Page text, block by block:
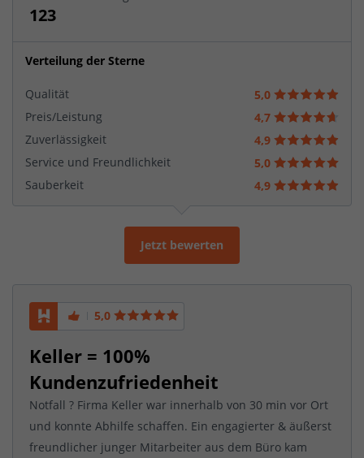
123
Verteilung der Sterne
Qualität
5,0
Preis/Leistung
4,7
Zuverlässigkeit
4,9
Service und Freundlichkeit
5,0
Sauberkeit
4,9
Jetzt bewerten
5,0
Keller = 100%
Kundenzufriedenheit
Notfall ? Firma Keller war innerhalb von 30 min vor Ort
und konnte Abhilfe schaffen. Ein engagierter & äußerst
freundlicher junger Mitarbeiter aus dem Büro kam